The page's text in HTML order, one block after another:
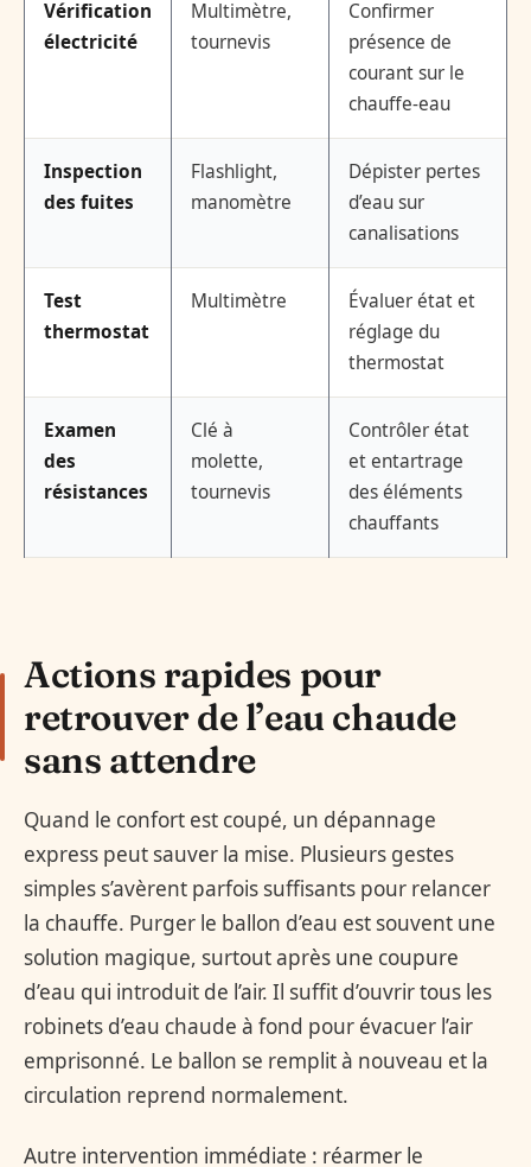
Vérification
électricité
Multimètre,
tournevis
Confirmer
présence de
courant sur le
chauffe-eau
Inspection
des fuites
Flashlight,
manomètre
Dépister pertes
d’eau sur
canalisations
Test
thermostat
Multimètre
Évaluer état et
réglage du
thermostat
Examen
des
résistances
Clé à
molette,
tournevis
Contrôler état
et entartrage
des éléments
chauffants
Actions rapides pour
retrouver de l’eau chaude
sans attendre
Quand le confort est coupé, un dépannage
express peut sauver la mise. Plusieurs gestes
simples s’avèrent parfois suffisants pour relancer
la chauffe. Purger le ballon d’eau est souvent une
solution magique, surtout après une coupure
d’eau qui introduit de l’air. Il suffit d’ouvrir tous les
robinets d’eau chaude à fond pour évacuer l’air
emprisonné. Le ballon se remplit à nouveau et la
circulation reprend normalement.
Autre intervention immédiate : réarmer le